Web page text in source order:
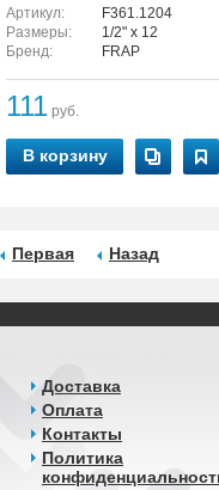
Артикул:
F361.1204
Размеры:
1/2" x 12
Бренд:
FRAP
111 руб.
В корзину
Первая Назад
Доставка
Оплата
Контакты
Политика